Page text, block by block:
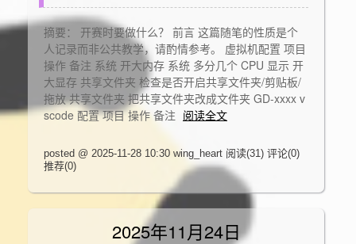
摘要： 开赛时要做什么？ 前言 这篇随笔的性质是个
人记录而非公共教学，请酌情参考。 虚拟机配置 项目
操作 备注 系统 开大内存 系统 多分几个 CPU 显示 开
大显存 共享文件夹 检查是否开启共享文件夹/剪贴板/
拖放 共享文件夹 把共享文件夹改成文件夹 GD-xxxx v
scode 配置 项目 操作 备注 阅读全文
posted @ 2025-11-28 10:30 wing_heart 阅读(31) 评论(0)
推荐(0)
2025年11月24日